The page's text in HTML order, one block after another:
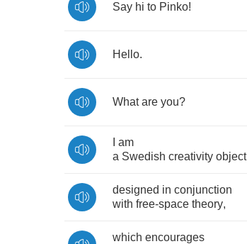
Say hi to Pinko!
Hello.
What are you?
am
a Swedish creativity object
designed in conjunction
with free-space theory,
which encourages